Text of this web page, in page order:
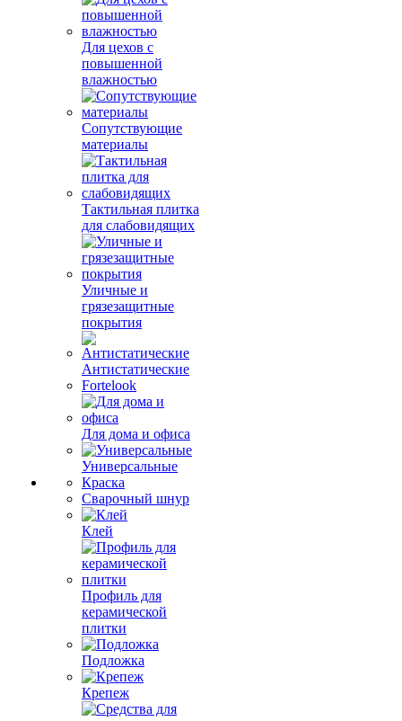
Для цехов с
повышенной
влажностью
Сопутствующие
материалы
Тактильная плитка
для слабовидящих
Уличные и
грязезащитные
покрытия
Антистатические
Fortelook
Для дома и офиса
Универсальные
Краска
Сварочный шнур
Клей
Профиль для
керамической
плитки
Подложка
Крепеж